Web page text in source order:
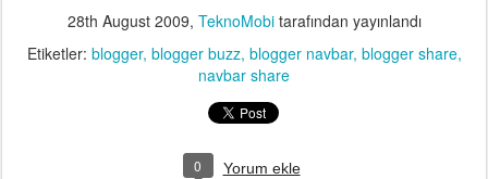
28th August 2009, TeknoMobitarafından yayınlandı
Etiketler: blogger blogger buzz blogger navbar blogger share
navbar share
0 Yorum ekle